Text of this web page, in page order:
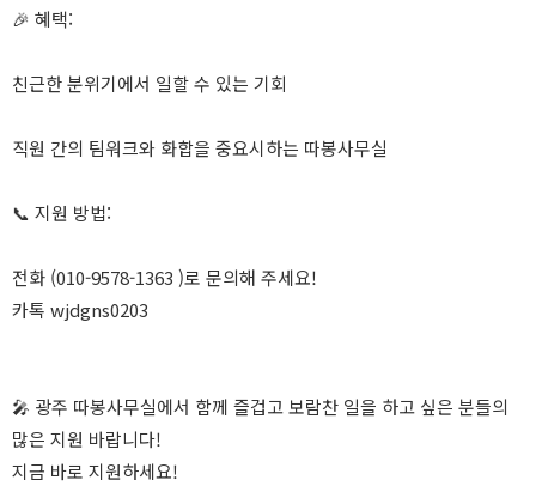
🎉 혜택:
친근한 분위기에서 일할 수 있는 기회
직원 간의 팀워크와 화합을 중요시하는 따봉사무실
📞 지원 방법:
전화 (010-9578-1363 )로 문의해 주세요!
카톡 wjdgns0203
🎤 광주 따봉사무실에서 함께 즐겁고 보람찬 일을 하고 싶은 분들의
많은 지원 바랍니다!
지금 바로 지원하세요!